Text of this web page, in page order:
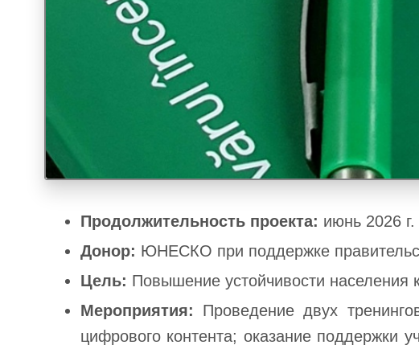
Продолжительность проекта: июнь 2026
Донор: ЮНЕСКО при поддержке
Цель: Повышение устойчивости
Мероприятия: Проведение двух
цифрового контента; оказание поддержки